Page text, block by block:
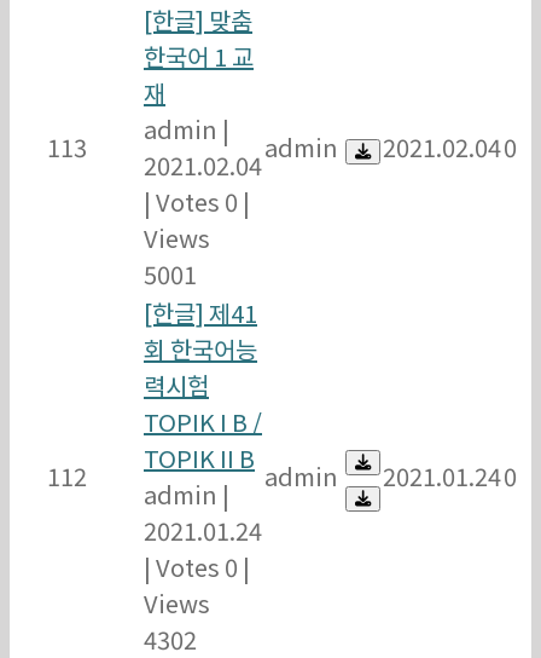
113
[한글] 맞춤
한국어 1 교
재
admin |
2021.02.04
| Votes 0 |
Views
5001
admin 2021.02.040
112
[한글] 제41
회 한국어능
력시험
TOPIK I B /
TOPIK II B
admin |
2021.01.24
| Votes 0 |
Views
4302
admin 2021.01.240